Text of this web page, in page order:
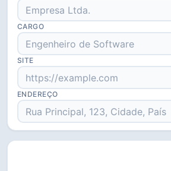
CARGO
SITE
ENDEREÇO